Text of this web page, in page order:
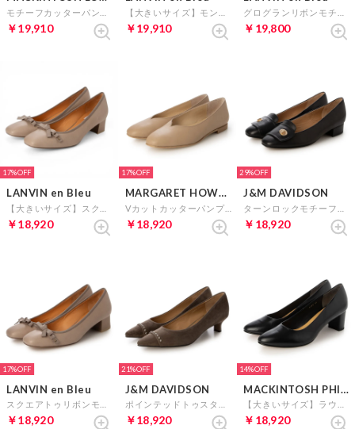
￥19,910 ￥19,910 ￥19,800
17%
LANVIN en Bleu
￥18,920
17%
MARGARET HOWELL idea
￥18,920
29%
J&M DAVIDSON
￥18,920
17%
LANVIN en Bleu
￥18,920
21%
J&M DAVIDSON
￥18,920
14%
MACKINTOSH PHILOSOPHY
￥18,920